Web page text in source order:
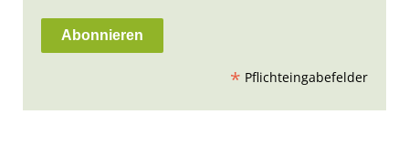
* Pflichteingabefelder